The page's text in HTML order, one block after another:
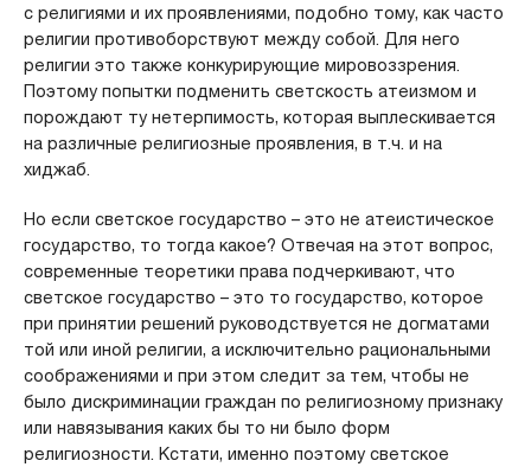
с религиями и их проявлениями, подобно тому, как часто
религии противоборствуют между собой. Для него
религии это также конкурирующие мировоззрения.
Поэтому попытки подменить светскость атеизмом и
порождают ту нетерпимость, которая выплескивается
на различные религиозные проявления, в т.ч. и на
хиджаб.
Но если светское государство – это не атеистическое
государство, то тогда какое? Отвечая на этот вопрос,
современные теоретики права подчеркивают, что
светское государство – это то государство, которое
при принятии решений руководствуется не догматами
той или иной религии, а исключительно рациональными
соображениями и при этом следит за тем, чтобы не
было дискриминации граждан по религиозному признаку
или навязывания каких бы то ни было форм
религиозности. Кстати, именно поэтому светское